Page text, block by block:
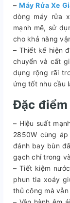
–Máy Rửa Xe
dòng máy rửa
mạnh mẽ, sử
cho khả năng
– Thiết kế hiện
chuyển và cất
dụng rộng rãi
ứng tốt nhu cầu
Đặc
– Hiệu suất
2850W cùng
đánh bay bùn
gạch chỉ trong
– Tiết kiệm
phun tia xoáy
thủ công mà